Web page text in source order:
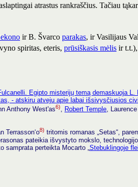
atrastus rankraščius. Tačiau
ir B. Švarco parakas, ir Vasilijaus
spiritas, eteris, prūsiškasis mėlis ir
. Egipto misterijų temą demaskuoja L.
- atskiru atveju apie labai išsivysčiusios
Anthony West'as6), Robert Temple,
Terrasson‘o8) tritomis romanas „Setas“,
pateikia išvystyto mokslo,
perteikta Mocarto „ Stebuklingoje